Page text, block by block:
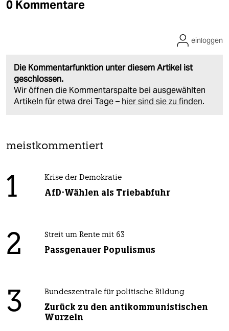
0 Kommentare
Die Kommentarfunktion unter diesem Artikel ist
geschlossen.
Wir öffnen die Kommentarspalte bei ausgewählten
Artikeln für etwa drei Tage – hier sind sie zu finden.
einloggen
meistkommentiert
1 Krise der Demokratie
AfD-Wählen als Triebabfuhr
2 Streit um Rente mit 63
Passgenauer Populismus
3 Bundeszentrale für politische Bildung
Zurück zu den antikommunistischen
Wurzeln